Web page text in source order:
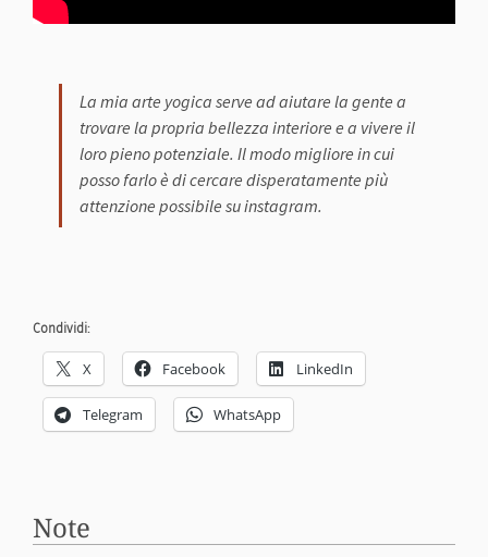
La mia arte yogica serve ad aiutare la gente a
trovare la propria bellezza interiore e a vivere il
loro pieno potenziale. Il modo migliore in cui
posso farlo è di cercare disperatamente più
attenzione possibile su instagram.
Condividi:
X Facebook LinkedIn
Telegram WhatsApp
Note